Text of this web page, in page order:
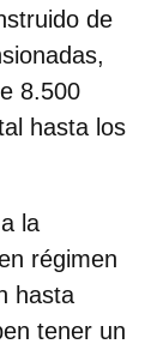
de
8.500
hasta los
la
régimen
hasta
tener un